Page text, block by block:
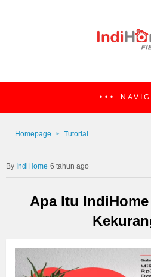
Homepage Tutorial
IndiHome 6 tahun ago
Apa Itu